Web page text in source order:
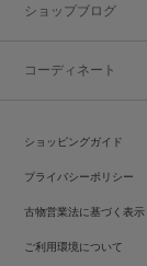
ショップブログ
コーディネート
ショッピングガイド
プライバシーポリシー
古物営業法に基づく表示
ご利用環境について